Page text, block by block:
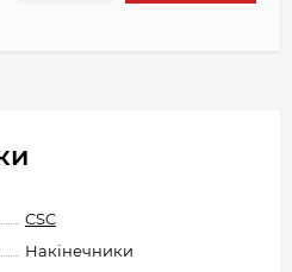
CSC
Накінечники